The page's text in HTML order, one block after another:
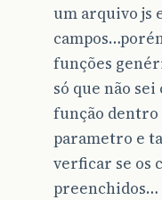
um arquivo js
funções
só que não
função dentro
parametro e
verficar se os
preenchidos…